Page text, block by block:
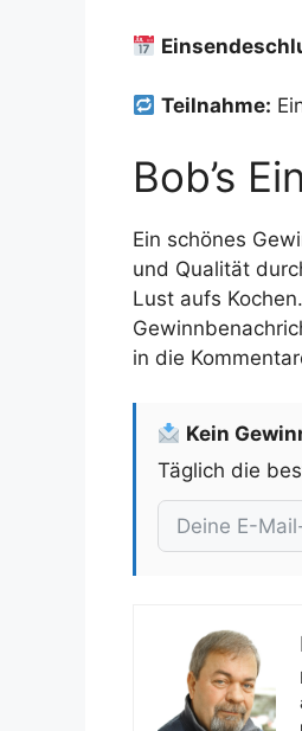
Teilnahme:
Bob’s
Ein schönes
und Qualität
Lust aufs
in die
Kein
Täglich die